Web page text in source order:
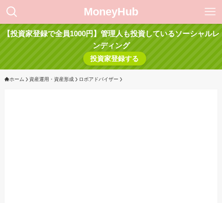
MoneyHub
【投資家登録で全員1000円】管理人も投資しているソーシャルレ
ンディング
投資家登録する
ホーム 資産運用・資産形成 ロボアドバイザー